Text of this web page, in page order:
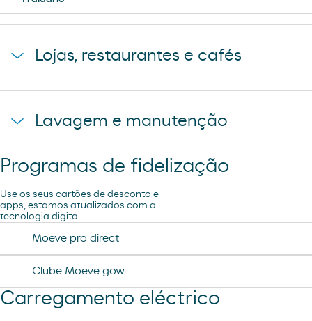
Lojas, restaurantes e cafés
Pão de forno
Lavagem e manutenção
Ar e Água
Programas de fidelização
Use os seus cartões de desconto e
apps, estamos atualizados com a
tecnologia digital.
Moeve pro direct
Clube Moeve gow
Carregamento eléctrico